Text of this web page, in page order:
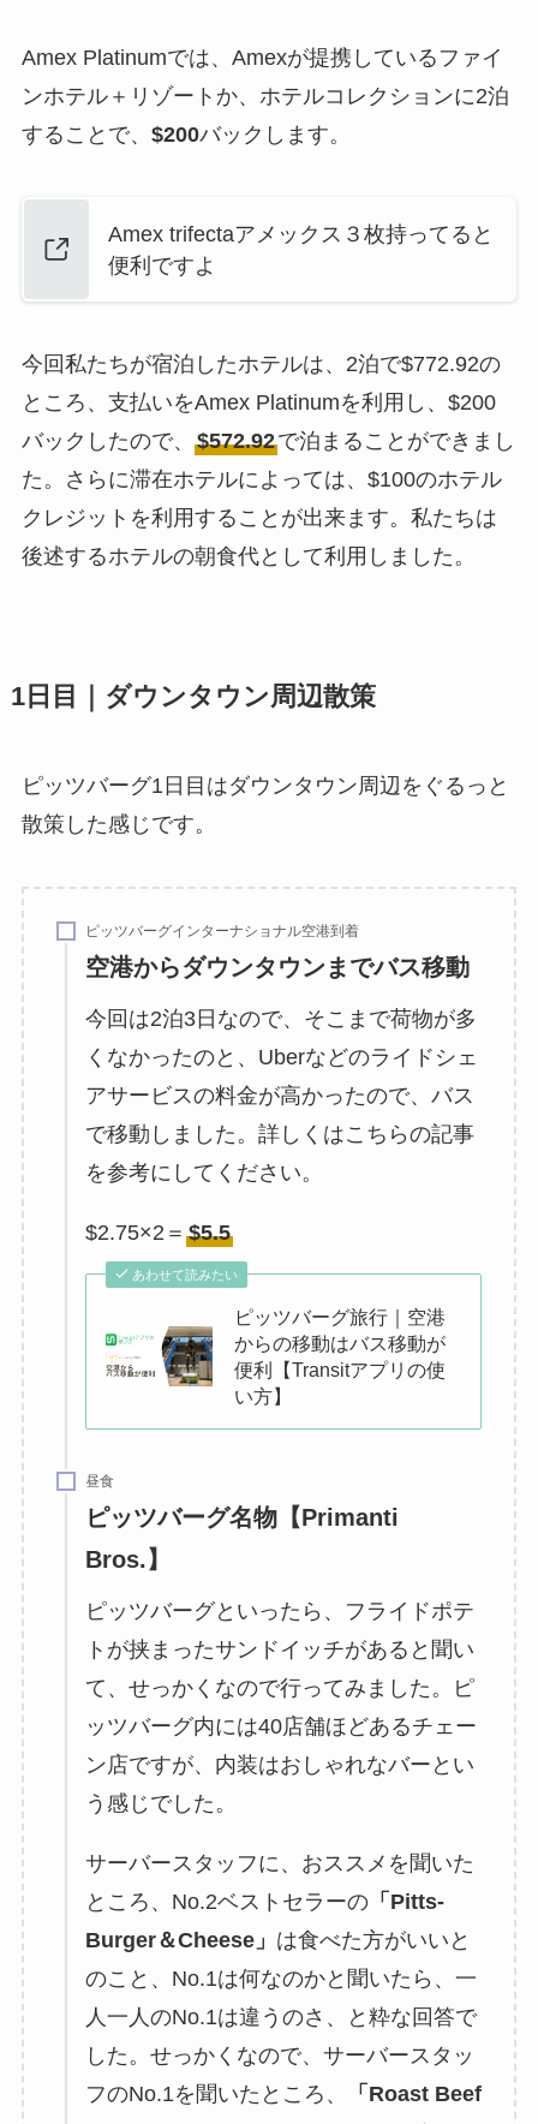
Amex Platinumでは、Amexが提携しているファイ
ンホテル＋リゾートか、ホテルコレクションに2泊
することで、 $200バックします。
Amex trifectaアメックス３枚持ってると
便利ですよ
今回私たちが宿泊したホテルは、2泊で$772.92の
ところ、支払いをAmex Platinumを利用し、$200
バックしたので、 $572.92で泊まることができまし
た。さらに滞在ホテルによっては、$100のホテル
クレジットを利用することが出来ます。私たちは
後述するホテルの朝食代として利用しました。
1日目｜ダウンタウン周辺散策
ピッツバーグ1日目はダウンタウン周辺をぐるっと
散策した感じです。
ピッツバーグインターナショナル空港到着
空港からダウンタウンまでバス移動
今回は2泊3日なので、そこまで荷物が多
くなかったのと、Uberなどのライドシェ
アサービスの料金が高かったので、バス
で移動しました。詳しくはこちらの記事
を参考にしてください。
$2.75×2＝ $5.5
あわせて読みたい
ピッツバーグ旅行｜空港
からの移動はバス移動が
便利【Transitアプリの使
い方】
昼食
ピッツバーグ名物【Primanti
Bros.】
ピッツバーグといったら、フライドポテ
トが挟まったサンドイッチがあると聞い
て、せっかくなので行ってみました。ピ
ッツバーグ内には40店舗ほどあるチェー
ン店ですが、内装はおしゃれなバーとい
う感じでした。
サーバースタッフに、おススメを聞いた
ところ、No.2ベストセラーの「Pitts-
Burger＆Cheese」 は食べた方がいいと
のこと、No.1は何なのかと聞いたら、一
人一人のNo.1は違うのさ、と粋な回答で
した。せっかくなので、サーバースタッ
フのNo.1を聞いたところ、
「Roast Beef